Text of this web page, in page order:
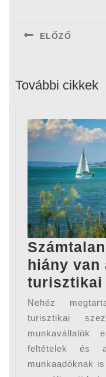
ELŐZŐ
További cikkek
hiány van
turisztikai
Nehéz
turisztikai
munkavállalók
feltételek és
munkaadóknak